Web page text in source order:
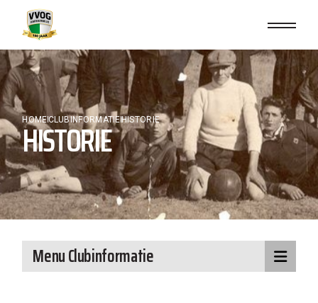
HOMECLUBINFORMATIEHISTORIE
HISTORIE
Menu Clubinformatie